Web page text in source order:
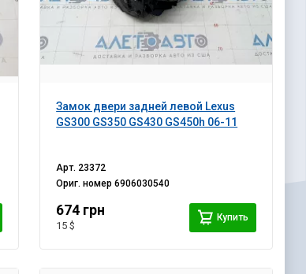
Замок двери задней левой Lexus
GS300 GS350 GS430 GS450h 06-11
Арт. 23372
Ориг. номер6906030540
674 грн
15 $
Купить